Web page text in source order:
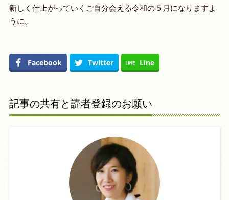
新しく仕上がっていくご自分会える令和の５月になりますよ
うに。
Facebook Twitter Line
記事の共有と読者登録のお願い